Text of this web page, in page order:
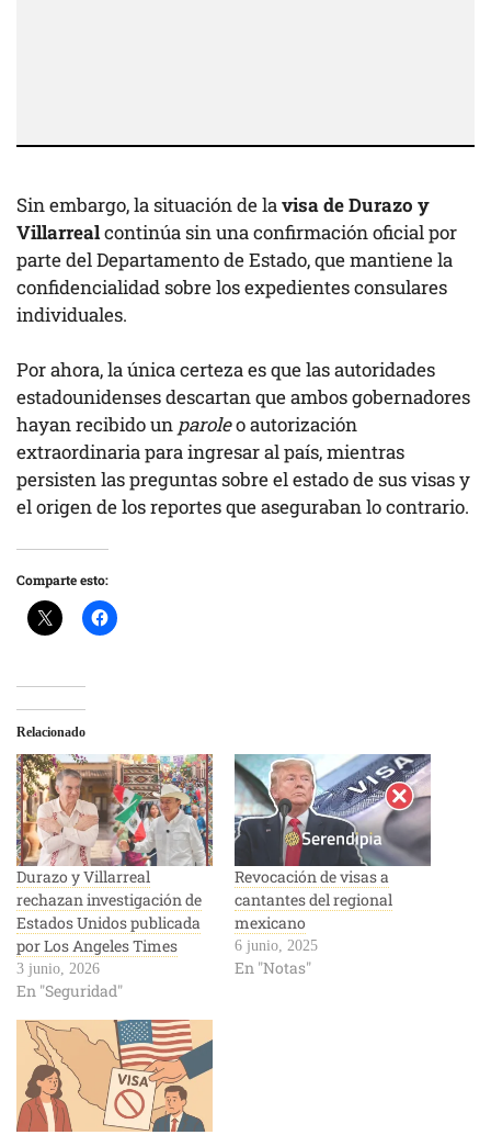
Sin embargo, la situación de lavisa de Durazo y
Villarrealcontinúa sin una confirmación oficial por
parte del Departamento de Estado, que mantiene la
confidencialidad sobre los expedientes consulares
individuales.
Por ahora, la única certeza es que las autoridades
estadounidenses descartan que ambos gobernadores
hayan recibido un paroleo autorización
extraordinaria para ingresar al país, mientras
persisten las preguntas sobre el estado de sus visas y
el origen de los reportes que aseguraban lo contrario.
Comparte esto:
Relacionado
Durazo y Villarreal
rechazan investigación de
Estados Unidos publicada
por Los Angeles Times
3 junio, 2026
En "Seguridad"
Revocación de visas a
cantantes del regional
mexicano
6 junio, 2025
En "Notas"